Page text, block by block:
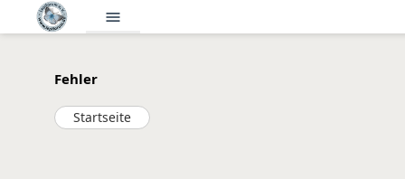
menu
Fehler
Startseite